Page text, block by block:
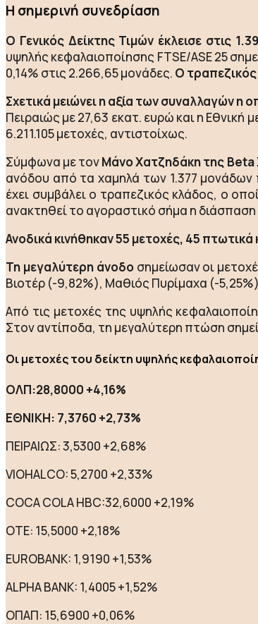
Η σημερινή συνεδρίαση
O Γενικός Δείκτης Τιμών έκλεισε στις
υψηλής κεφαλαιοποίησης FTSE/ASE 25
0,14% στις 2.266,65 μονάδες. Ο τραπεζικός
Σχετικά μειώνει η αξία των συναλλαγών η
Πειραιώς με 27,63 εκατ. ευρώ και η Εθνική
6.211.105 μετοχές, αντιστοίχως.
Σύμφωνα με τονΜάνο Χατζηδάκη της Beta
ανόδου από τα χαμηλά των 1.377 μονάδων
έχει συμβάλει ο τραπεζικός κλάδος, ο
ανακτηθεί το αγοραστικό σήμα η
Ανοδικά κινήθηκαν 55 μετοχές, 45
Τη μεγαλύτερη άνοδοσημείωσαν οι
Βιοτέρ (-9,82%), Μαθιός Πυρίμαχα (-
Από τις μετοχές της υψηλής
Στον αντίποδα, τη μεγαλύτερη πτώση
Οι μετοχές του δείκτη υψηλής
ΟΛΠ:28,8000 +4,16%
ΕΘΝΙΚΗ: 7,3760 +2,73%
ΠΕΙΡΑΙΩΣ: 3,5300 +2,68%
VIOHALCO: 5,2700 +2,33%
COCA COLA HBC:32,6000 +2,19%
ΟΤΕ: 15,5000 +2,18%
EUROBANK: 1,9190 +1,53%
ALPHA BANK: 1,4005 +1,52%
ΟΠΑΠ: 15,6900 +0,06%